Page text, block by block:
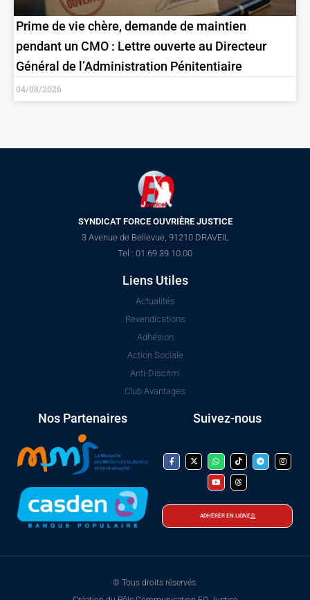
Prime de vie chère, demande de maintien
pendant un CMO : Lettre ouverte au Directeur
Général de l’Administration Pénitentiaire
04/08/2026
SYNDICAT FORCE OUVRIÈRE JUSTICE
3 Avenue de Bellevue, 91210 DRAVEIL
Tel : 01.69.39.10.00
Liens Utiles
Actualités
Revendications
Adhésion
Action Sociale
Anti-Discrim'
Club Avantages
Nos Partenaires Suivez-nous
ADHÉRER EN LIGNE
© Tous droits réservés.